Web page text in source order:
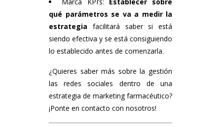
qué parámetros se va a medir la
estrategia facilitará saber si está
siendo efectiva y se está consiguiendo
lo establecido antes de comenzarla.
¿Quieres saber más sobre la gestión
las redes sociales dentro de una
estrategia de marketing farmacéutico?
¡Ponte en contacto con nosotros!